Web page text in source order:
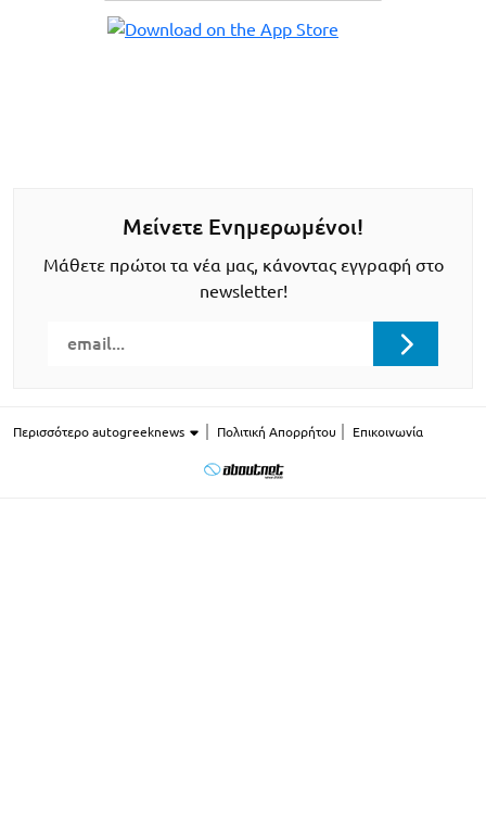
Μείνετε Ενημερωμένοι!
Μάθετε πρώτοι τα νέα μας, κάνοντας εγγραφή στο
newsletter!
Περισσότερο autogreeknews Πολιτική Απορρήτου Επικοινωνία